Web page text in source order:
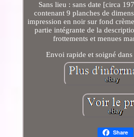
Sans lieu : sans date [circa
contenant 9 planches de
impression en noir sur fond
partie intégrante de la
frottements et menues
Envoi rapide et soigné
Share